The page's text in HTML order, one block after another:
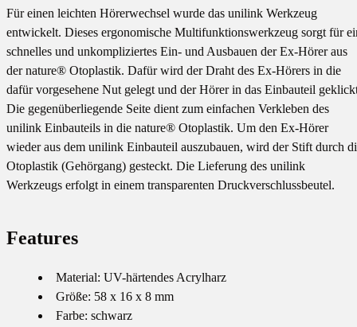
Für einen leichten Hörerwechsel wurde das unilink Werkzeug
entwickelt. Dieses ergonomische Multifunktionswerkzeug sorgt für
schnelles und unkompliziertes Ein- und Ausbauen der Ex-Hörer aus
der nature® Otoplastik. Dafür wird der Draht des Ex-Hörers in die
dafür vorgesehene Nut gelegt und der Hörer in das Einbauteil
Die gegenüberliegende Seite dient zum einfachen Verkleben des
unilink Einbauteils in die nature® Otoplastik. Um den Ex-Hörer
wieder aus dem unilink Einbauteil auszubauen, wird der Stift durch
Otoplastik (Gehörgang) gesteckt. Die Lieferung des unilink
Werkzeugs erfolgt in einem transparenten Druckverschlussbeutel.
Features
Material: UV-härtendes Acrylharz
Größe: 58 x 16 x 8 mm
Farbe: schwarz